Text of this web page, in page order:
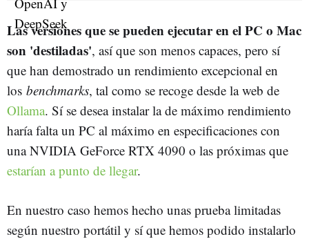
Las versiones que se pueden ejecutar en el PC o Mac
son 'destiladas', así que son menos capaces, pero sí
que han demostrado un rendimiento excepcional en
los benchmarks, tal como se recoge desde la web de
Ollama. Sí se desea instalar la de máximo rendimiento
haría falta un PC al máximo en especificaciones con
una NVIDIA GeForce RTX 4090 o las próximas que
estarían a punto de llegar.
En nuestro caso hemos hecho unas prueba limitadas
según nuestro portátil y sí que hemos podido instalarlo